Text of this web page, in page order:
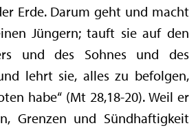
Erde. Darum geht und macht
Jüngern; tauft sie auf den
und des Sohnes und des
lehrt sie, alles zu befolgen,
habe“ (Mt 28,18-20). Weil er
Grenzen und Sündhaftigkeit